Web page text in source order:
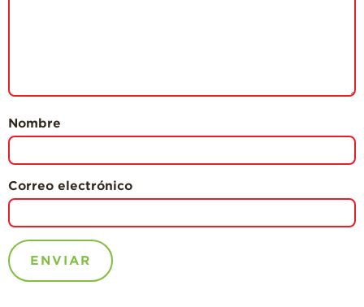
Nombre
Correo electrónico